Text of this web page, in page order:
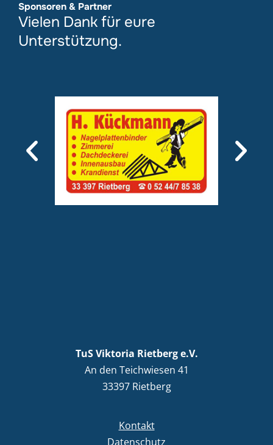
Sponsoren & Partner
Vielen Dank für eure
Unterstützung.
TuS Viktoria Rietberg e.V.
An den Teichwiesen 41
33397 Rietberg
Kontakt
Datenschutz